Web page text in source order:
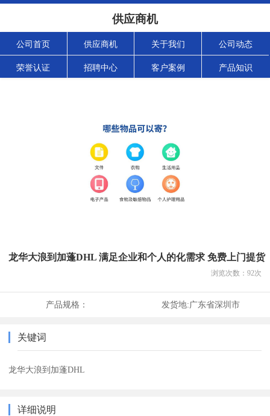
供应商机
公司首页 供应商机 关于我们 公司动态
荣誉认证 招聘中心 客户案例 产品知识
龙华大浪到加蓬DHL 满足企业和个人的化需求 免费上门提货
浏览次数： 92次
产品规格： 发货地:广东省深圳市
关键词
龙华大浪到加蓬DHL
详细说明